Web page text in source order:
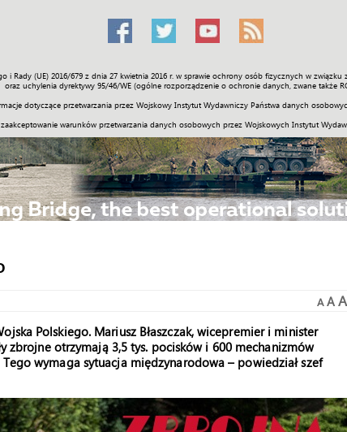
i Rady (UE) 2016/679 z dnia 27 kwietnia 2016 r. w sprawie ochrony osób fizycznych w
oraz uchylenia dyrektywy 95/46/WE (ogólne rozporządzenie o ochronie danych, zwane także
dotyczące przetwarzania przez Wojskowy Instytut Wydawniczy Państwa danych
warunków przetwarzania danych osobowych przez Wojskowych Instytut
Świat Społeczność Sport Historia Galerie Wideo
A A A
Polskiego. Mariusz Błaszczak, wicepremier i minister
zbrojne otrzymają 3,5 tys. pocisków i 600 mechanizmów
wymaga sytuacja międzynarodowa – powiedział szef